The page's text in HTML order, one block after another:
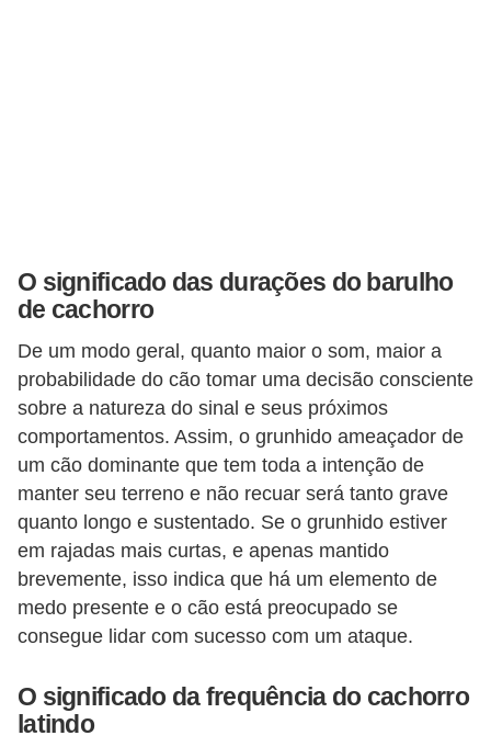
O significado das durações do barulho
de cachorro
De um modo geral, quanto maior o som, maior a
probabilidade do cão tomar uma decisão consciente
sobre a natureza do sinal e seus próximos
comportamentos. Assim, o grunhido ameaçador de
um cão dominante que tem toda a intenção de
manter seu terreno e não recuar será tanto grave
quanto longo e sustentado. Se o grunhido estiver
em rajadas mais curtas, e apenas mantido
brevemente, isso indica que há um elemento de
medo presente e o cão está preocupado se
consegue lidar com sucesso com um ataque.
O significado da frequência do cachorro
latindo
,
c
c
h
o
r
r
o
s
e
c
n
i